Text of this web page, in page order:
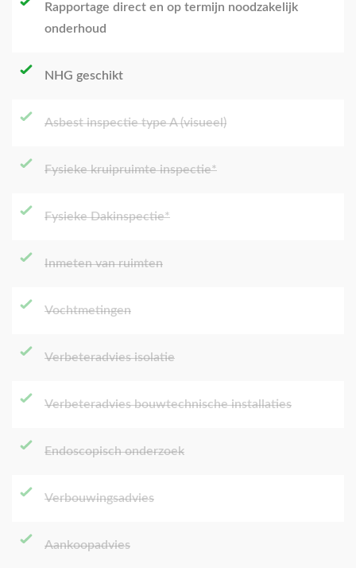
Rapportage direct en op termijn noodzakelijk
onderhoud
NHG geschikt
Asbest inspectie type A (visueel)
Fysieke kruipruimte inspectie*
Fysieke Dakinspectie*
Inmeten van ruimten
Vochtmetingen
Verbeteradvies isolatie
Verbeteradvies bouwtechnische installaties
Endoscopisch onderzoek
Verbouwingsadvies
Aankoopadvies